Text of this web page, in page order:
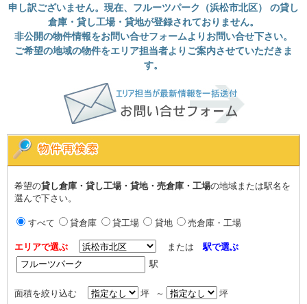
申し訳ございません。現在、フルーツパーク（浜松市北区） の貸し
倉庫・貸し工場・貸地が登録されておりません。
非公開の物件情報をお問い合せフォームよりお問い合せ下さい。
ご希望の地域の物件をエリア担当者よりご案内させていただきま
す。
希望の貸し倉庫・貸し工場・貸地・売倉庫・工場の地域または駅名を
選んで下さい。
すべて 貸倉庫 貸工場 貸地 売倉庫・工場
エリアで選ぶ または駅で選ぶ
駅
面積を絞り込む 坪 ～ 坪